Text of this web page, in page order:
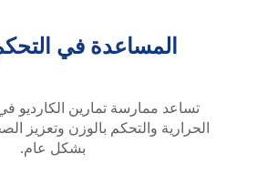
المساعدة في
تساعد ممارسة تمارين الكارديو
الحرارية والتحكم بالوزن وتعزيز
بشكل عام.